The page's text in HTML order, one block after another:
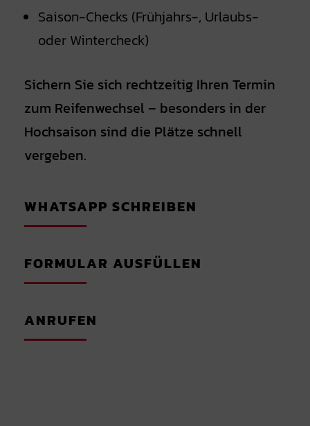
Saison-Checks (Frühjahrs-, Urlaubs-
oder Wintercheck)
Sichern Sie sich rechtzeitig Ihren Termin
zum Reifenwechsel – besonders in der
Hochsaison sind die Plätze schnell
vergeben.
WHATSAPP SCHREIBEN
FORMULAR AUSFÜLLEN
ANRUFEN